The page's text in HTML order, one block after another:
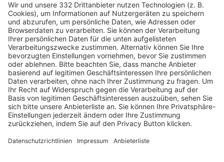
HÄUFIG BESUCHTE SEITEN
Pässe und Vereinswechsel
Trainerausbildung
Schulungsangebot Vereinsmitarbeiter
BFV-Geschäftsstellen
Trainerbörse
Login SpielPlus
FOLGE DEM BFV